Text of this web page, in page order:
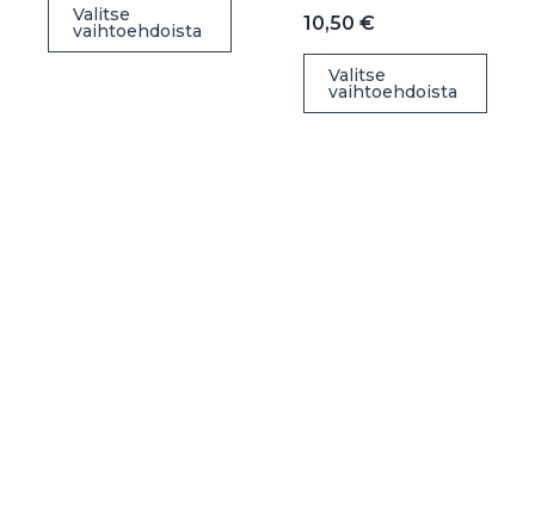
Valitse
vaihtoehdoista
tuotteella
10,50 €
Valitse
vaihtoehdoista
Tällä